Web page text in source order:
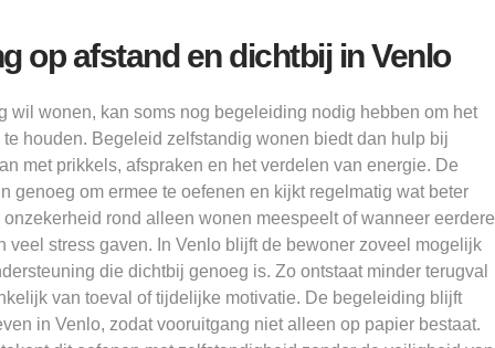
op afstand en dichtbij in Venlo
wil wonen, kan soms nog begeleiding nodig hebben om het
houden. Begeleid zelfstandig wonen biedt dan hulp bij
met prikkels, afspraken en het verdelen van energie. De
genoeg om ermee te oefenen en kijkt regelmatig wat beter
rond alleen wonen meespeelt of wanneer eerdere
veel stress gaven. In Venlo blijft de bewoner zoveel mogelijk
die dichtbij genoeg is. Zo ontstaat minder terugval
van toeval of tijdelijke motivatie. De begeleiding blijft
in Venlo, zodat vooruitgang niet alleen op papier bestaat.